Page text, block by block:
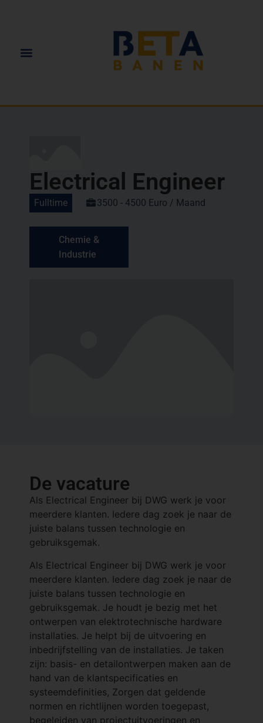
Electrical Engineer
Fulltime 3500 - 4500 Euro / Maand
Chemie &
Industrie
De vacature
Als Electrical Engineer bij DWG werk je voor
meerdere klanten. Iedere dag zoek je naar de
juiste balans tussen technologie en
gebruiksgemak.
Als Electrical Engineer bij DWG werk je voor
meerdere klanten. Iedere dag zoek je naar de
juiste balans tussen technologie en
gebruiksgemak. Je houdt je bezig met het
ontwerpen van elektrotechnische hardware
installaties. Je helpt bij de uitvoering en
inbedrijfstelling van de installaties. Je taken
zijn: basis- en detailontwerpen maken aan de
hand van de klantspecificaties en
systeemdefinities, Zorgen dat geldende
normen en richtlijnen worden toegepast,
begeleiden van projectuitvoeringen en